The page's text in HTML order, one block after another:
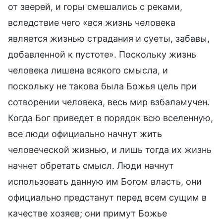
от зверей, и горы смешались с реками,
вследствие чего «вся жизнь человека
является жизнью страдания и суеты, забавы,
добавленной к пустоте». Поскольку жизнь
человека лишена всякого смысла, и
поскольку не такова была Божья цель при
сотворении человека, весь мир взбаламучен.
Когда Бог приведет в порядок всю вселенную,
все люди официально начнут жить
человеческой жизнью, и лишь тогда их жизнь
начнет обретать смысл. Люди начнут
использовать данную им Богом власть, они
официально предстанут перед всем сущим в
качестве хозяев; они примут Божье